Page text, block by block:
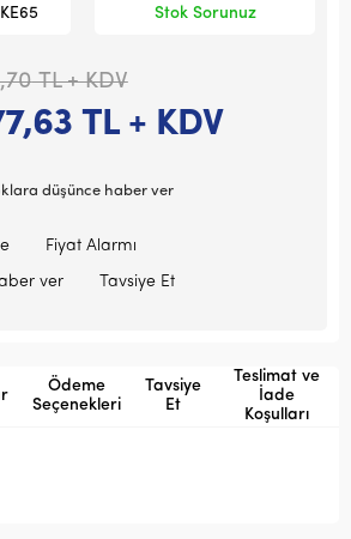
Stok Sorunuz
TL + KDV
TL + KDV
düşünce haber ver
Fiyat Alarmı
ver
Tavsiye Et
Ödeme
Seçenekleri
Tavsiye
Et
Teslimat ve
İade
Koşulları